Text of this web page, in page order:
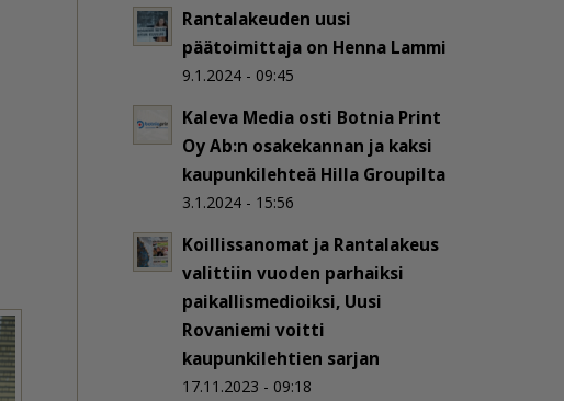
Rantalakeuden uusi
päätoimittaja on Henna Lammi
9.1.2024 - 09:45
Kaleva Media osti Botnia Print
Oy Ab:n osakekannan ja kaksi
kaupunkilehteä Hilla Groupilta
3.1.2024 - 15:56
Koillissanomat ja Rantalakeus
valittiin vuoden parhaiksi
paikallismedioiksi, Uusi
Rovaniemi voitti
kaupunkilehtien sarjan
17.11.2023 - 09:18